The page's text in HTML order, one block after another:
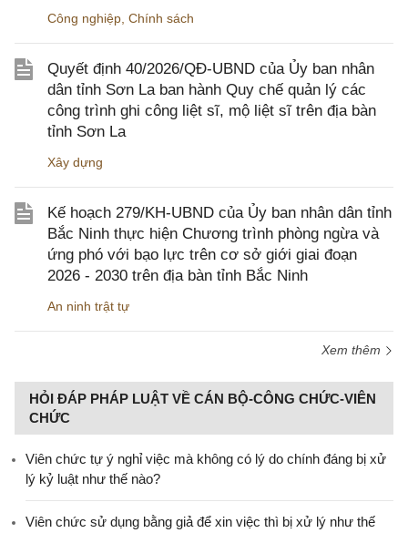
Công nghiệp Chính sách
Quyết định 40/2026/QĐ-UBND của Ủy ban nhân
dân tỉnh Sơn La ban hành Quy chế quản lý các
công trình ghi công liệt sĩ, mộ liệt sĩ trên địa bàn
tỉnh Sơn La
Xây dựng
Kế hoạch 279/KH-UBND của Ủy ban nhân dân tỉnh
Bắc Ninh thực hiện Chương trình phòng ngừa và
ứng phó với bạo lực trên cơ sở giới giai đoạn
2026 - 2030 trên địa bàn tỉnh Bắc Ninh
An ninh trật tự
Xem thêm
HỎI ĐÁP PHÁP LUẬT VỀ CÁN BỘ-CÔNG CHỨC-VIÊN
CHỨC
Viên chức tự ý nghỉ việc mà không có lý do chính đáng bị xử
lý kỷ luật như thế nào?
Viên chức sử dụng bằng giả để xin việc thì bị xử lý như thế